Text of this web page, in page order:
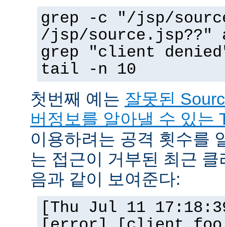
grep -c "/jsp/
/jsp/source.jsp??"
grep "client
tail -n 10
첫번째 예는 잘못된
버정보를 알아낼 수 있는
이용하려는 공격 횟수를
는 접근이 거부된 최근
음과 같이 보여준다:
[Thu Jul 11